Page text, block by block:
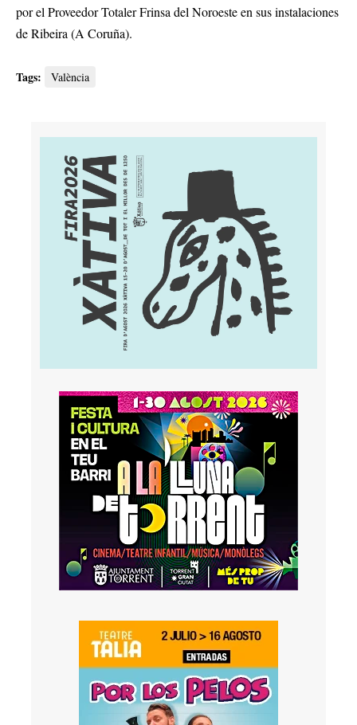
por el Proveedor Totaler Frinsa del Noroeste en sus instalaciones
de Ribeira (A Coruña).
Tags: València